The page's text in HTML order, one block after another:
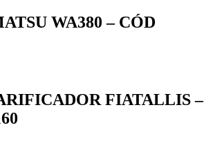
WA380 – CÓD
FIATALLIS –